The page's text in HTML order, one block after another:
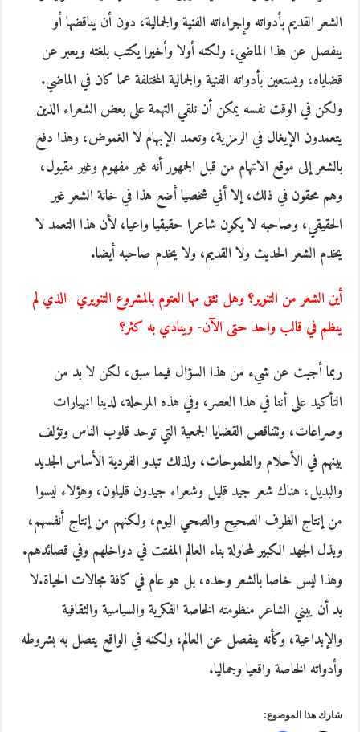
الشعر القديم بأدواته وإجراءاته الفنية والجمالية، دون أن يناقضها أو
ينفصل عن هذا الماضي، ولكنه أولا وأخيرا يكتب بلغته ويعبر عن
قضاياه، ويستعين بأدواته الفنية والجمالية المختلفة عما كان في الماضي.
ولكن في الوقت نفسه يمكن أن نلقي التهمة على بعض الشعراء الذين
يتعمدون الإيغال في الرمزية، وتعمد الإبهام لا الغموض، وهذا دفع
بالشعر إلى موقع الاتهام من قبل الجمهور أنه غير مفهوم وغير مقبول،
وهم محقون في ذلك، إلا أني شخصيا أضع هذا في خانة الشعر غير
الحقيقي، وصاحبه لا يكون شاعرا حقيقيا واعيا، لأن هذا التعمد لا
يخدم الشعر الحديث ولا القديم، ولا يخدم صاحبه أيضا.
أين الشعر من التنوير؟ وهل تثق مها العتوم بالمشروع التنويري -الذي لم
ينظم في قالب واحد حتى الآن- وينادي به كثر؟
ربما أجبت عن شيء من هذا السؤال فيما سبق، لكن لا بد من
التأكيد على أننا في هذا العصر، وفي هذه المرحلة، لدينا انهيارات
وصراعات، وتتناقص القضايا الجمعية التي توحد قلوب الناس وتؤلف
بينهم في الأحلام والطموحات، ولذلك تبدو الفردية الأساس الجديد
والبديل، هناك شعر جيد قليل وشعراء جيدون قليلون، وهؤلاء ليسوا
من إنتاج الظرف الصحيح والصحي اليوم، ولكنهم من إنتاج أنفسهم،
وبذل الجهد الكبير لمحاولة بناء العالم المفتت في دواخلهم وفي قصائدهم.
وهذا ليس خاصا بالشعر وحده، بل هو عام في كافة مجالات الحياة.لا
بد أن يبني الشاعر منظومته الخاصة الفكرية والسياسية والثقافية
والإبداعية، وكأنه ينفصل عن العالم، ولكنه في الواقع يتصل به بشروطه
وأدواته الخاصة واقعيا وجماليا.
شارك هذا الموضوع: